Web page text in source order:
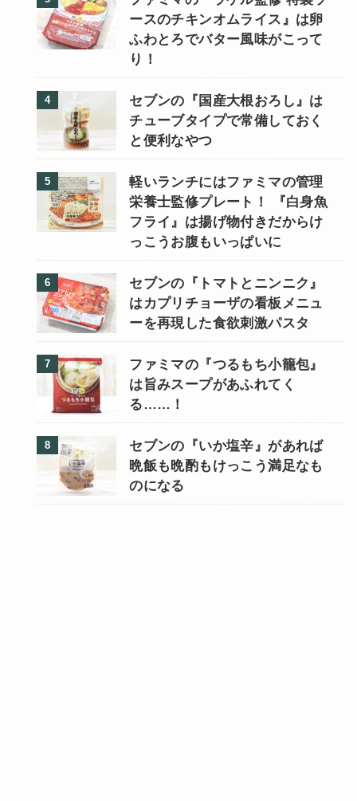
ースのチキンオムライス』は卵
ふわとろでバター風味がこって
り！
セブンの『国産大根おろし』は
チューブタイプで常備しておく
と便利なやつ
軽いランチにはファミマの管理
栄養士監修プレート！ 『白身魚
フライ』は揚げ物付きだからけ
っこうお腹もいっぱいに
セブンの『トマトとニンニク』
はカプリチョーザの看板メニュ
ーを再現した食欲刺激パスタ
ファミマの『つるもち小籠包』
は旨みスープがあふれてく
る……！
セブンの『いか塩辛』があれば
晩飯も晩酌もけっこう満足なも
のになる